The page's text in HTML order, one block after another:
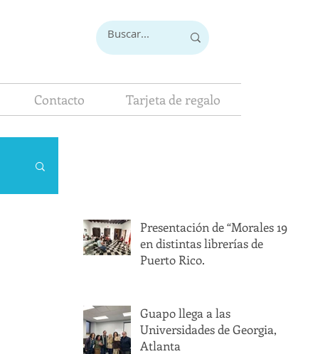
Contacto Tarjeta de regalo
Presentación de “Morales 19”
en distintas librerías de
Puerto Rico.
Guapo llega a las
Universidades de Georgia,
Atlanta